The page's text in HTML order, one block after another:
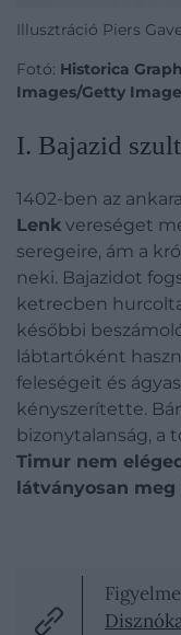
Illusztráció Piers
Fotó: Historica
Images/Getty
I. Bajazid
1402-ben az
Lenk vereséget
seregeire, ám a
neki. Bajazidot
ketrecben
későbbi
lábtartóként
feleségeit és
kényszerítette.
bizonytalanság, a
Timur nem
látványosan